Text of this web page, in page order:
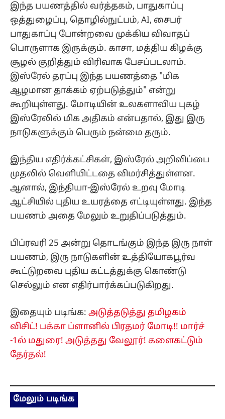
இந்த பயணத்தில் வர்த்தகம், பாதுகாப்பு
ஒத்துழைப்பு, தொழில்நுட்பம், AI, சைபர்
பாதுகாப்பு போன்றவை முக்கிய விவாதப்
பொருளாக இருக்கும். காசா, மத்திய கிழக்கு
சூழல் குறித்தும் விரிவாக பேசப்படலாம்.
இஸ்ரேல் தரப்பு இந்த பயணத்தை "மிக
ஆழமான தாக்கம் ஏற்படுத்தும்" என்று
கூறியுள்ளது. மோடியின் உலகளாவிய புகழ்
இஸ்ரேலில் மிக அதிகம் என்பதால், இது இரு
நாடுகளுக்கும் பெரும் நன்மை தரும்.
இந்திய எதிர்க்கட்சிகள், இஸ்ரேல் அறிவிப்பை
முதலில் வெளியிட்டதை விமர்சித்துள்ளன.
ஆனால், இந்தியா-இஸ்ரேல் உறவு மோடி
ஆட்சியில் புதிய உயரத்தை எட்டியுள்ளது. இந்த
பயணம் அதை மேலும் உறுதிப்படுத்தும்.
பிப்ரவரி 25 அன்று தொடங்கும் இந்த இரு நாள்
பயணம், இரு நாடுகளின் உத்தியோகபூர்வ
கூட்டுறவை புதிய கட்டத்துக்கு கொண்டு
செல்லும் என எதிர்பார்க்கப்படுகிறது.
இதையும் படிங்க: அடுத்தடுத்து தமிழகம்
விசிட்! பக்கா ப்ளானில் பிரதமர் மோடி!! மார்ச்
-1ல் மதுரை! அடுத்தது வேலூர்! களைகட்டும்
தேர்தல்!
மேலும் படிங்க